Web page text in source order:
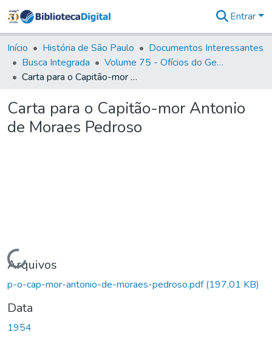
&
Coleções
Tudo na
Biblioteca
Estatísticas
Entrar
Início História de São Paulo
Documentos Interessantes
Busca Integrada
Volume 75 - Ofícios do General Martim Lopes Lobo de Saldanha (Governador da Capitania): 1776-1777
Carta para o Capitão-mor Antonio de Moraes Pedroso
Carta para o Capitão-mor Antonio
de Moraes Pedroso
Carregando...
Arquivos
p-o-cap-mor-antonio-de-moraes-pedroso.pdf(197,01 KB)
Data
1954